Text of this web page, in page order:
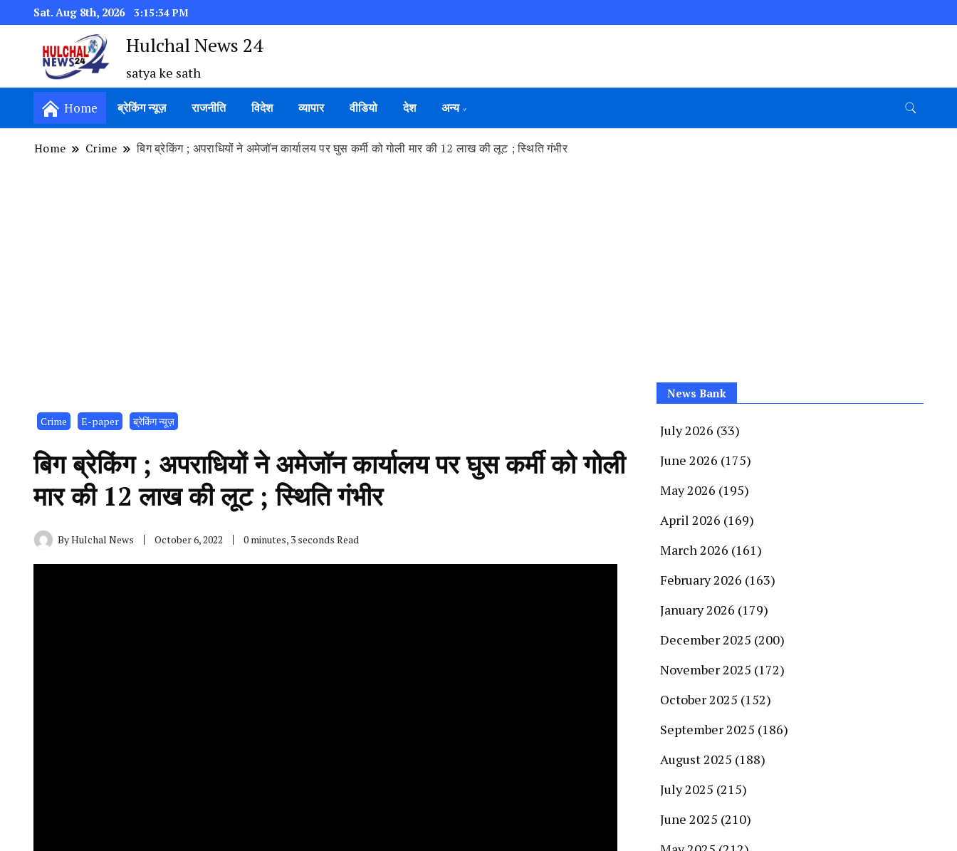
Sat. Aug 8th, 2026 3:15:35 PM
Hulchal News 24
satya ke sath
Home ब्रेकिंग न्यूज़ राजनीति विदेश व्यापार वीडियो देश अन्य
Home Crime बिग ब्रेकिंग ; अपराधियों ने अमेजॉन कार्यालय पर घुस कर्मी को गोली मार की 12 लाख की लूट ; स्थिति गंभीर
Crime E-paper ब्रेकिंग न्यूज़
बिग ब्रेकिंग ; अपराधियों ने अमेजॉन कार्यालय पर घुस कर्मी को गोली
मार की 12 लाख की लूट ; स्थिति गंभीर
ByHulchal News October 6, 2022 0 minutes, 3 seconds Read
News Bank
July 2026 (33)
June 2026 (175)
May 2026 (195)
April 2026 (169)
March 2026 (161)
February 2026 (163)
January 2026 (179)
December 2025 (200)
November 2025 (172)
October 2025 (152)
September 2025 (186)
August 2025 (188)
July 2025 (215)
June 2025 (210)